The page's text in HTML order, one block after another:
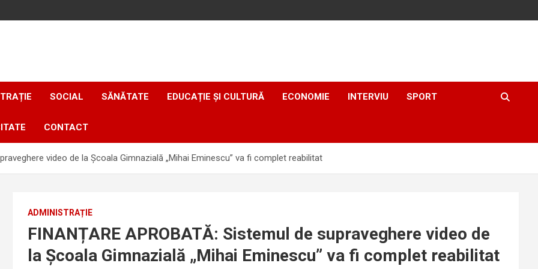
SOCIAL SĂNĂTATE EDUCAȚIE ȘI CULTURĂ ECONOMIE INTERVIU SPORT
CONTACT
video de la Școala Gimnazială „Mihai Eminescu” va fi complet reabilitat
ADMINISTRAȚIE
FINANȚARE APROBATĂ: Sistemul de supraveghere video de
la Școala Gimnazială „Mihai Eminescu” va fi complet reabilitat